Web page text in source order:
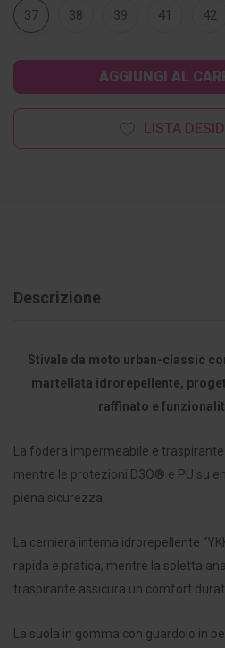
37 38 39 41 42
attuale:
LISTA
Descrizione
Stivale da moto urban-classic
martellata idrorepellente,
raffinato e
La fodera impermeabile e
mentre le protezioni D3O® e PU su
piena sicurezza.
La cerniera interna idrorepellente
rapida e pratica, mentre la soletta
traspirante assicura un comfort
La suola in gomma con guardolo in